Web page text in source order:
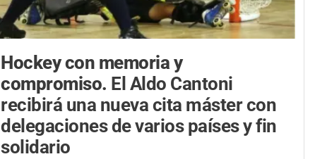
Hockey con memoria y
compromiso. El Aldo Cantoni
recibirá una nueva cita máster con
delegaciones de varios países y fin
solidario